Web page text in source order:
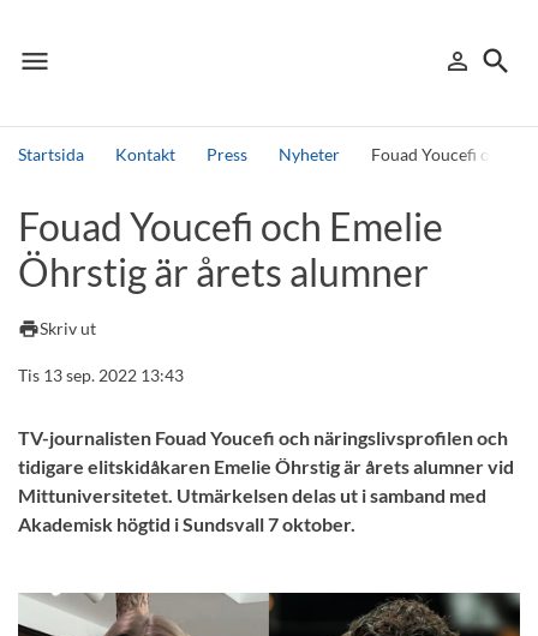
menu
Meny person_outline
Logga in
search
Sök
Startsida Kontakt Press Nyheter Fouad Youcefi och
Andra söktjänster
Detta är vår testmiljö - endast testdata
Fouad Youcefi och Emelie
Öhrstig är årets alumner
printSkriv ut
Tis 13 sep. 2022 13:43
TV-journalisten Fouad Youcefi och näringslivsprofilen och
tidigare elitskidåkaren Emelie Öhrstig är årets alumner vid
Mittuniversitetet. Utmärkelsen delas ut i samband med
Akademisk högtid i Sundsvall 7 oktober.